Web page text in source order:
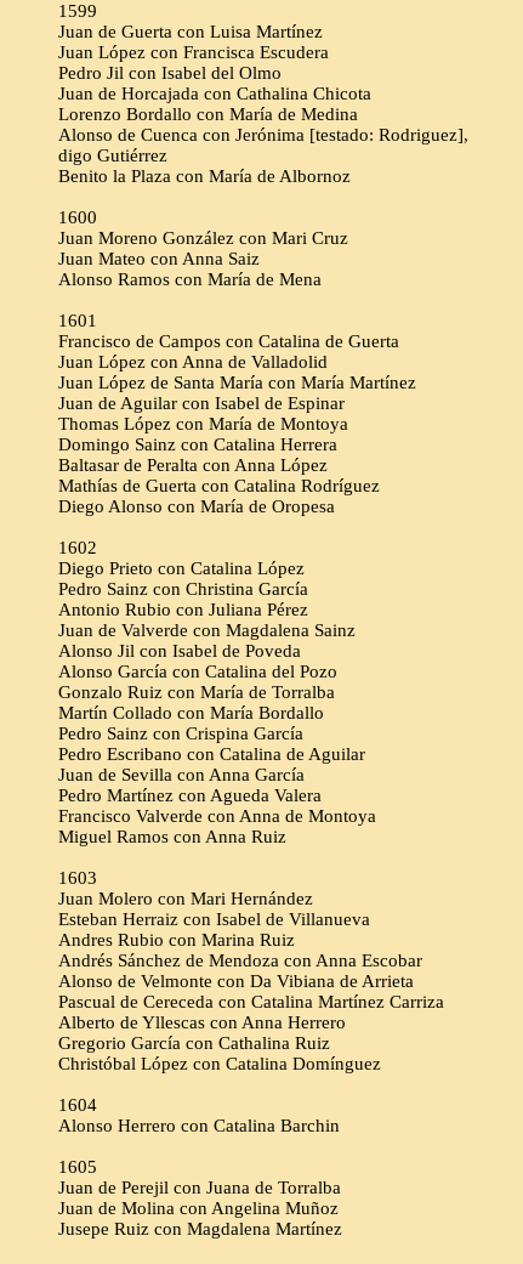
1599
Juan de Guerta con Luisa Martínez
Juan López con Francisca Escudera
Pedro Jil con Isabel del Olmo
Juan de Horcajada con Cathalina Chicota
Lorenzo Bordallo con María de Medina
Alonso de Cuenca con Jerónima [testado: Rodriguez],
digo Gutiérrez
Benito la Plaza con María de Albornoz
1600
Juan Moreno González con Mari Cruz
Juan Mateo con Anna Saiz
Alonso Ramos con María de Mena
1601
Francisco de Campos con Catalina de Guerta
Juan López con Anna de Valladolid
Juan López de Santa María con María Martínez
Juan de Aguilar con Isabel de Espinar
Thomas López con María de Montoya
Domingo Sainz con Catalina Herrera
Baltasar de Peralta con Anna López
Mathías de Guerta con Catalina Rodríguez
Diego Alonso con María de Oropesa
1602
Diego Prieto con Catalina López
Pedro Sainz con Christina García
Antonio Rubio con Juliana Pérez
Juan de Valverde con Magdalena Sainz
Alonso Jil con Isabel de Poveda
Alonso García con Catalina del Pozo
Gonzalo Ruiz con María de Torralba
Martín Collado con María Bordallo
Pedro Sainz con Crispina García
Pedro Escribano con Catalina de Aguilar
Juan de Sevilla con Anna García
Pedro Martínez con Agueda Valera
Francisco Valverde con Anna de Montoya
Miguel Ramos con Anna Ruiz
1603
Juan Molero con Mari Hernández
Esteban Herraiz con Isabel de Villanueva
Andres Rubio con Marina Ruiz
Andrés Sánchez de Mendoza con Anna Escobar
Alonso de Velmonte con Da Vibiana de Arrieta
Pascual de Cereceda con Catalina Martínez Carriza
Alberto de Yllescas con Anna Herrero
Gregorio García con Cathalina Ruiz
Christóbal López con Catalina Domínguez
1604
Alonso Herrero con Catalina Barchin
1605
Juan de Perejil con Juana de Torralba
Juan de Molina con Angelina Muñoz
Jusepe Ruiz con Magdalena Martínez